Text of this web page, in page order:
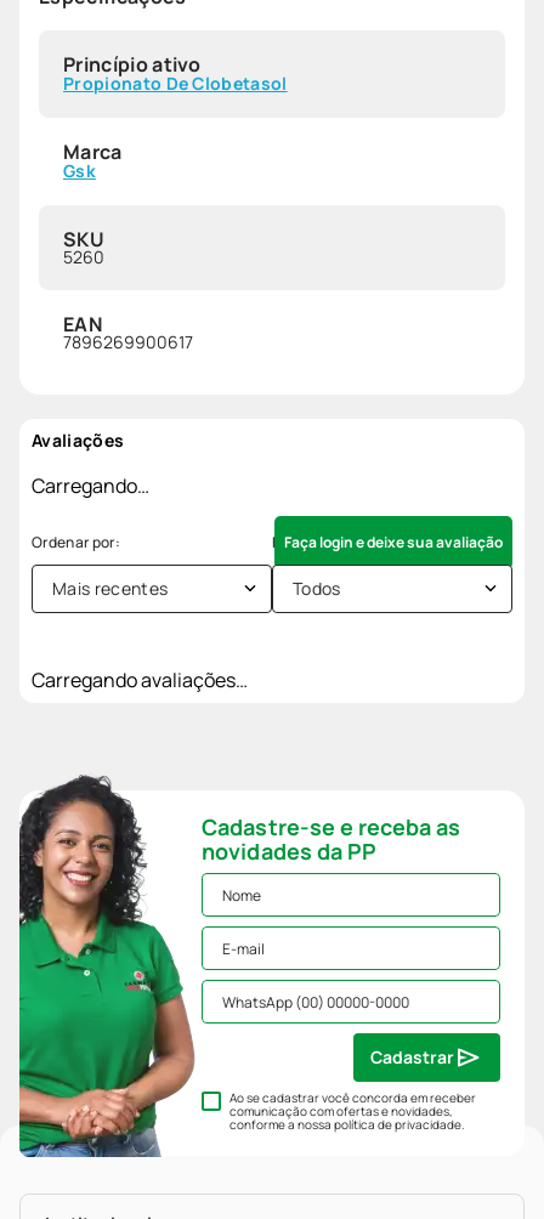
Princípio ativo
Propionato De Clobetasol
Marca
Gsk
SKU
5260
EAN
7896269900617
Avaliações
Carregando…
Faça login e deixe sua avaliação
Mais recentes Todos
Carregando avaliações…
Cadastre-se e receba as
novidades da PP
Ao se cadastrar você concorda em receber
comunicação com ofertas e novidades,
conforme a nossapolítica de privacidade.
Cadastrar